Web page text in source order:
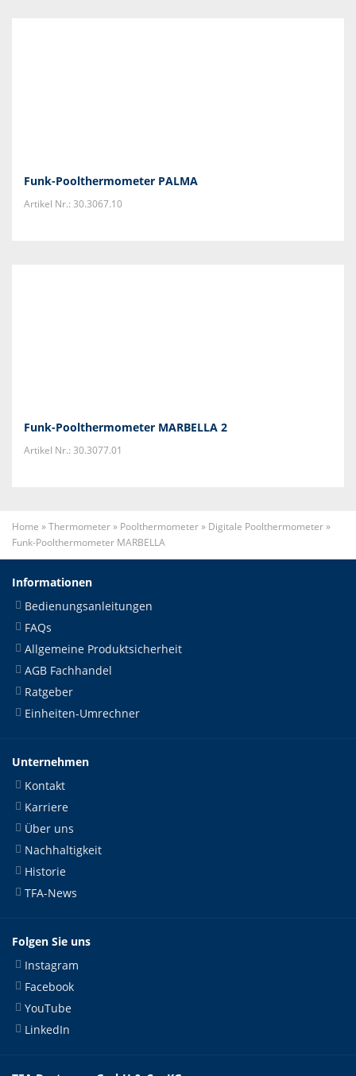
Funk-Poolthermometer PALMA
Artikel Nr.: 30.3067.10
Funk-Poolthermometer MARBELLA 2
Artikel Nr.: 30.3077.01
Home »Thermometer» Poolthermometer» Digitale Poolthermometer»
Funk-Poolthermometer MARBELLA
Informationen
Bedienungsanleitungen
FAQs
Allgemeine Produktsicherheit
AGB Fachhandel
Ratgeber
Einheiten-Umrechner
Unternehmen
Kontakt
Karriere
Über uns
Nachhaltigkeit
Historie
TFA-News
Folgen Sie uns
Instagram
Facebook
YouTube
LinkedIn